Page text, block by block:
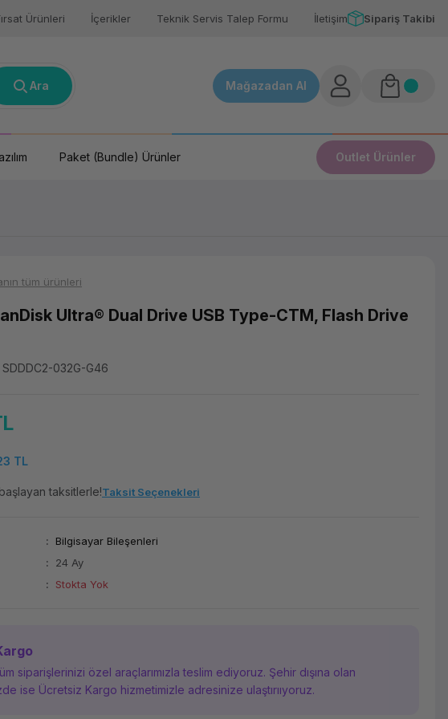
Ürünleri İçerikler Teknik Servis Talep Formu İletişim Sipariş Takibi
Ara Mağazadan Al
Paket (Bundle) Ürünler Outlet Ürünler
tüm ürünleri
Ultra® Dual Drive USB Type-CTM, Flash Drive
SDDDC2-032G-G46
TL
taksitlerle!Taksit Seçenekleri
Bilgisayar Bileşenleri
24 Ay
Stokta Yok
siparişlerinizi özel araçlarımızla teslim ediyoruz. Şehir dışına olan
ise Ücretsiz Kargo hizmetimizle adresinize ulaştırııyoruz.